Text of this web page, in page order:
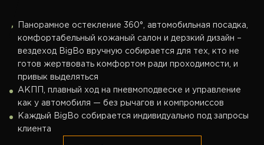
Панорамное остекление 360°, автомобильная посадка,
комфортабельный кожаный салон и дерзкий дизайн –
вездеход BigBo вручную собирается для тех, кто не
готов жертвовать комфортом ради проходимости, и
привык выделяться
АКПП, плавный ход на пневмоподвеске и управление
как у автомобиля — без рычагов и компромиссов
Каждый BigBo собирается индивидуально под запросы
клиента